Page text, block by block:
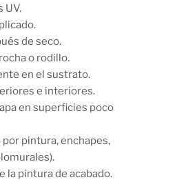
UV.
de seco.
o rodillo.
en el sustrato.
e interiores.
en superficies poco
pintura, enchapes,
la pintura de acabado.